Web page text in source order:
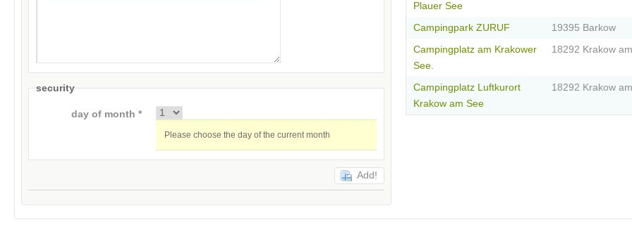
security
day of month *
Please choose the day of the current month
Add!
Plauer See
Campingpark ZURUF 19395 Barkow
Campingplatz am Krakower
See.
18292 Krakow
Campingplatz Luftkurort
Krakow am See
18292 Krakow